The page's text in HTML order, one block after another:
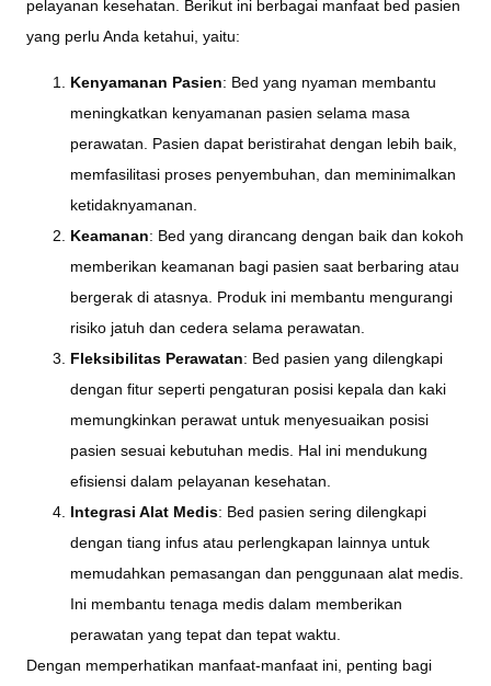
pelayanan kesehatan. Berikut ini berbagai manfaat bed pasien
yang perlu Anda ketahui, yaitu:
Kenyamanan Pasien: Bed yang nyaman membantu
meningkatkan kenyamanan pasien selama masa
perawatan. Pasien dapat beristirahat dengan lebih baik,
memfasilitasi proses penyembuhan, dan meminimalkan
ketidaknyamanan.
Keamanan: Bed yang dirancang dengan baik dan kokoh
memberikan keamanan bagi pasien saat berbaring atau
bergerak di atasnya. Produk ini membantu mengurangi
risiko jatuh dan cedera selama perawatan.
Fleksibilitas Perawatan: Bed pasien yang dilengkapi
dengan fitur seperti pengaturan posisi kepala dan kaki
memungkinkan perawat untuk menyesuaikan posisi
pasien sesuai kebutuhan medis. Hal ini mendukung
efisiensi dalam pelayanan kesehatan.
Integrasi Alat Medis: Bed pasien sering dilengkapi
dengan tiang infus atau perlengkapan lainnya untuk
memudahkan pemasangan dan penggunaan alat medis.
Ini membantu tenaga medis dalam memberikan
perawatan yang tepat dan tepat waktu.
Dengan memperhatikan manfaat-manfaat ini, penting bagi